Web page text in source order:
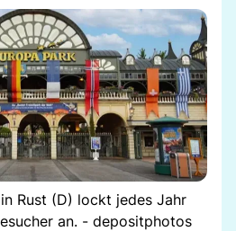
Rust (D) lockt jedes Jahr
an. - depositphotos